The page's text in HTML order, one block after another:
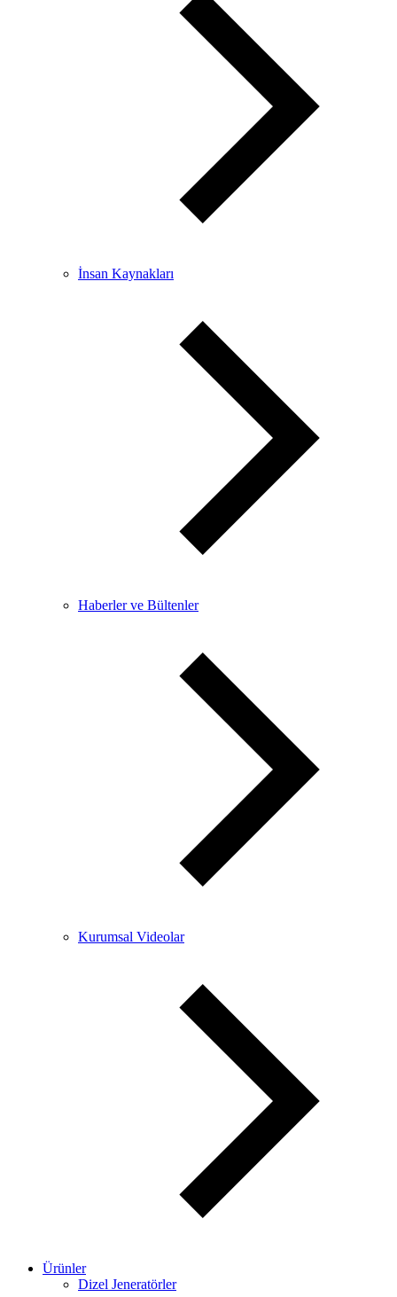
İnsan Kaynakları
Haberler ve Bültenler
Kurumsal Videolar
Ürünler
Dizel Jeneratörler